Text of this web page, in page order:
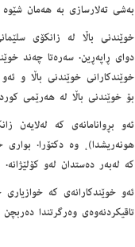
بەشی تەلارسازی بە ھەمان شێوە
دوای ڕاپەڕین. سەرەتا چەند
خوێندکارانی خوێندنی باڵا و
بۆ خوێندنی باڵا لە ھەرێمی
ئەو بڕوانامانەی کە لەلایەن
ھونەریشدا)، وە دکتۆرا.
کە لەبەر دەستدان لەو کۆلێژانە.
ئەو خوێندکارانەی کە
تاقیکردنەوەی وەرگرتندا